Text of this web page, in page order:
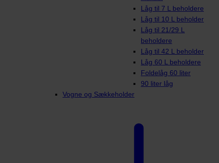
Låg til 7 L beholdere
Låg til 10 L beholder
Låg til 21/29 L
beholdere
Låg til 42 L beholder
Låg 60 L beholdere
Foldelåg 60 liter
90 liter låg
Vogne og Sækkeholder